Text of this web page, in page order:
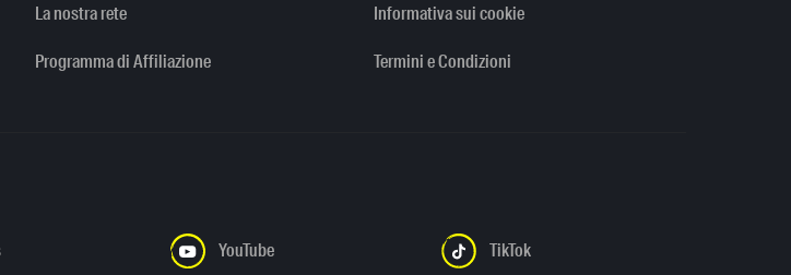
La nostra rete
Programma di Affiliazione
Informativa sui cookie
Termini e Condizioni
YouTube TikTok